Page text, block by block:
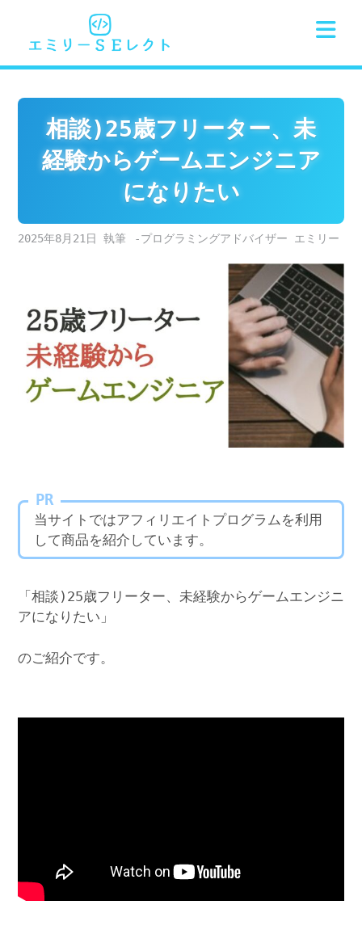
content
相談)25歳フリーター、未
経験からゲームエンジニア
になりたい
2025年8月21日 -プログラミングアドバイザー エミリー
PR
当サイトではアフィリエイトプログラムを利用
して商品を紹介しています。
「相談)25歳フリーター、未経験からゲームエンジニ
アになりたい」
のご紹介です。